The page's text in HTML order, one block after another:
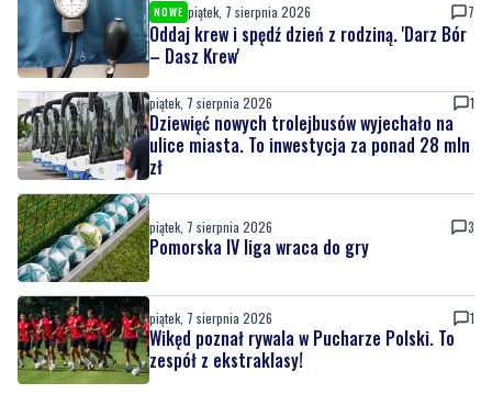
NOWE piątek, 7 sierpnia 2026 7
Oddaj krew i spędź dzień z rodziną. 'Darz Bór
– Dasz Krew'
piątek, 7 sierpnia 2026 1
Dziewięć nowych trolejbusów wyjechało na
ulice miasta. To inwestycja za ponad 28 mln
zł
piątek, 7 sierpnia 2026 3
Pomorska IV liga wraca do gry
piątek, 7 sierpnia 2026 1
Wikęd poznał rywala w Pucharze Polski. To
zespół z ekstraklasy!